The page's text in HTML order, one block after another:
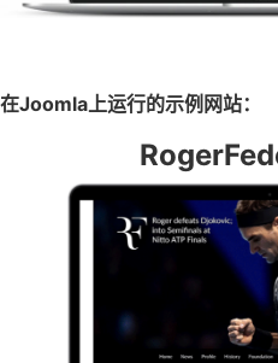
在Joomla上运行的示例网站：